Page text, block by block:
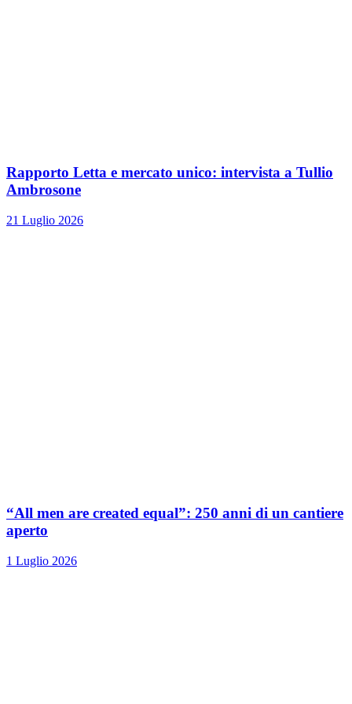
Rapporto Letta e mercato unico: intervista a Tullio
Ambrosone
21 Luglio 2026
“All men are created equal”: 250 anni di un cantiere
aperto
1 Luglio 2026